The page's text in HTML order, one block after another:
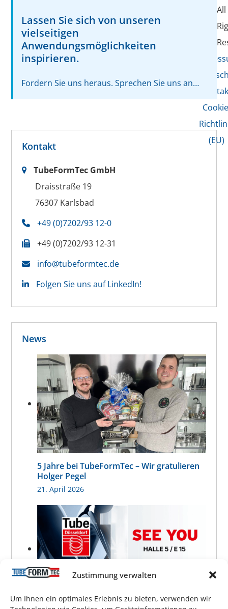
Zustimmung verwalten
Um Ihnen ein optimales Erlebnis zu bieten, verwenden wir
Lassen Sie sich von unseren
vielseitigen
Anwendungsmöglichkeiten
inspirieren.
Fordern Sie uns heraus. Sprechen Sie uns an…
Kontakt
TubeFormTec GmbH
Draisstraße 19
76307 Karlsbad
+49 (0)7202/93 12-0
+49 (0)7202/93 12-31
info@tubeformtec.de
Folgen Sie uns auf LinkedIn!
News
5 Jahre bei TubeFormTec – Wir gratulieren
Holger Pegel
21. April 2026
Treffen Sie uns auf der Tube 2026 in
All
(EU)